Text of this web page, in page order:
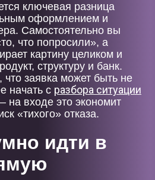
ключевая разница
оформлением и
Самостоятельно вы
что попросили», а
картину целиком и
структуру и банк.
что заявка может быть не
начать с разбора ситуации
на входе это экономит
«тихого» отказа.
идти в